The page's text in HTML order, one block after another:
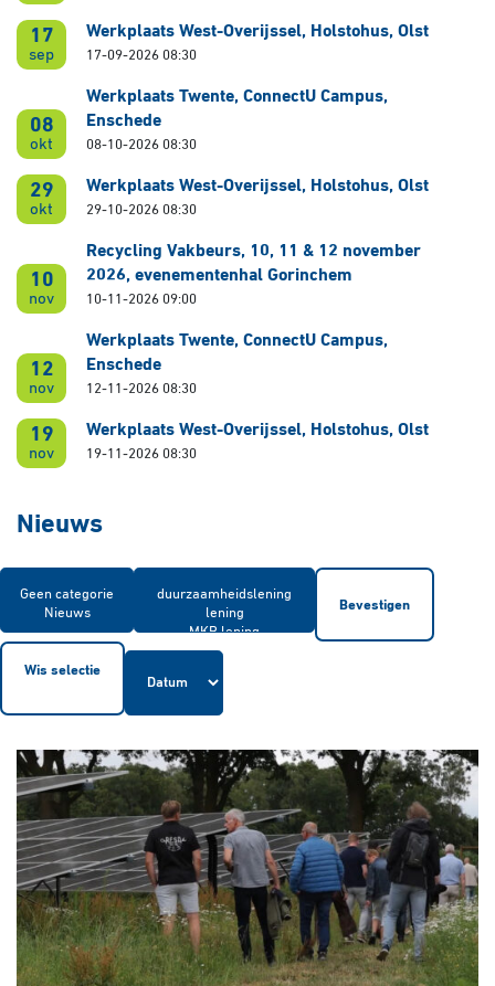
Nieuws
Bevestigen
Wis selectie
17
sep
Werkplaats West-Overijssel, Holstohus, Olst
17-09-2026 08:30
08
okt
Werkplaats Twente, ConnectU Campus,
Enschede
08-10-2026 08:30
29
okt
Werkplaats West-Overijssel, Holstohus, Olst
29-10-2026 08:30
10
nov
Recycling Vakbeurs, 10, 11 & 12 november
2026, evenementenhal Gorinchem
10-11-2026 09:00
12
nov
Werkplaats Twente, ConnectU Campus,
Enschede
12-11-2026 08:30
19
nov
Werkplaats West-Overijssel, Holstohus, Olst
19-11-2026 08:30